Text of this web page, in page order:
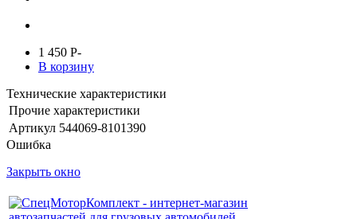
1 450 P-
В корзину
Технические характеристики
Прочие характеристики
Артикул 544069-8101390
Ошибка
Закрыть окно